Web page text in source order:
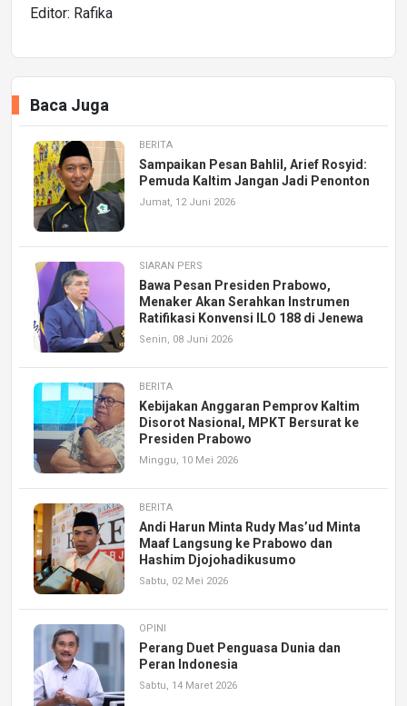
Editor: Rafika
Baca Juga
BERITA
Sampaikan Pesan Bahlil, Arief Rosyid:
Pemuda Kaltim Jangan Jadi Penonton
Jumat, 12 Juni 2026
SIARAN PERS
Bawa Pesan Presiden Prabowo,
Menaker Akan Serahkan Instrumen
Ratifikasi Konvensi ILO 188 di Jenewa
Senin, 08 Juni 2026
BERITA
Kebijakan Anggaran Pemprov Kaltim
Disorot Nasional, MPKT Bersurat ke
Presiden Prabowo
Minggu, 10 Mei 2026
BERITA
Andi Harun Minta Rudy Mas’ud Minta
Maaf Langsung ke Prabowo dan
Hashim Djojohadikusumo
Sabtu, 02 Mei 2026
OPINI
Perang Duet Penguasa Dunia dan
Peran Indonesia
Sabtu, 14 Maret 2026